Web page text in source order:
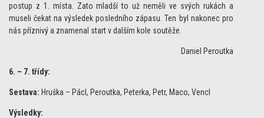
postup z 1. místa. Zato mladší to už neměli ve svých rukách a
museli čekat na výsledek posledního zápasu. Ten byl nakonec pro
nás příznivý a znamenal start v dalším kole soutěže.
Daniel Peroutka
6. – 7. třídy:
Sestava: Hruška – Pácl, Peroutka, Peterka, Petr, Maco, Vencl
Výsledky: